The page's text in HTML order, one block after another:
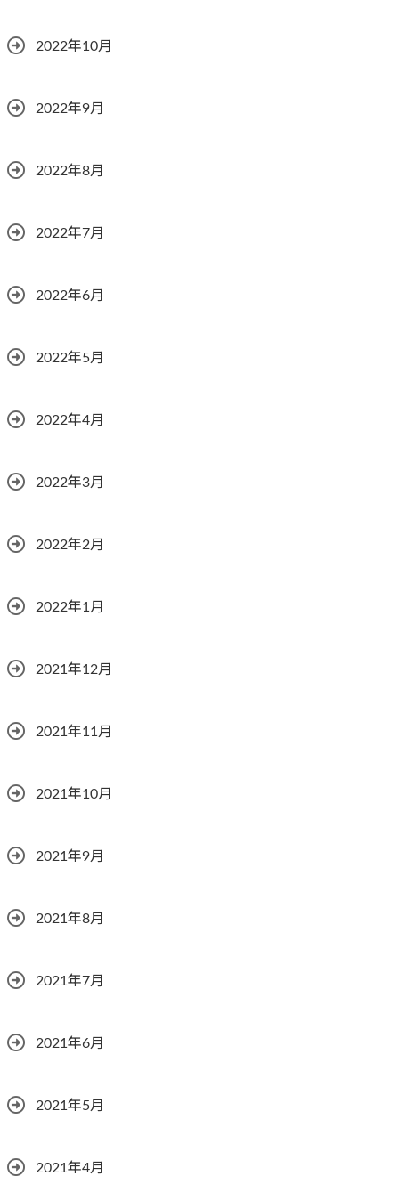
2022年10月
2022年9月
2022年8月
2022年7月
2022年6月
2022年5月
2022年4月
2022年3月
2022年2月
2022年1月
2021年12月
2021年11月
2021年10月
2021年9月
2021年8月
2021年7月
2021年6月
2021年5月
2021年4月